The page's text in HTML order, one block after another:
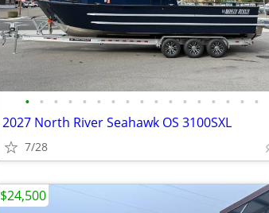
• • • • • • • • • • • • • • • • •
2027 North River Seahawk OS 3100SXL
7/28
$24,500